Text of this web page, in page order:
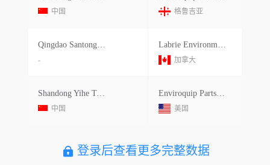
中国 格鲁吉亚
Qingdao Santong Machinery
-
Labrie Environmental Group Ulc
加拿大
Shandong Yihe Topco Machinery Manuf
中国
Enviroquip Parts Llc
美国
登录后查看更多完整数据